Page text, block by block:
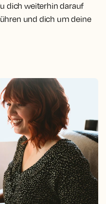
dich weiterhin darauf
und dich um deine